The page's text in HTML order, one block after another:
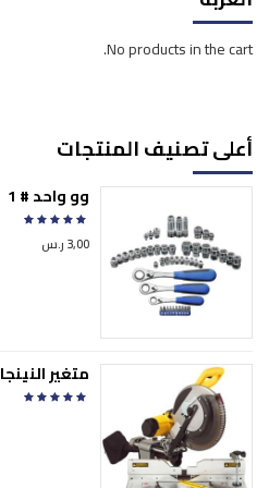
No products in the cart.
أعلى تصنيف المنتجات
وو واحد # 1
3,00ر.س
متغير النينجا